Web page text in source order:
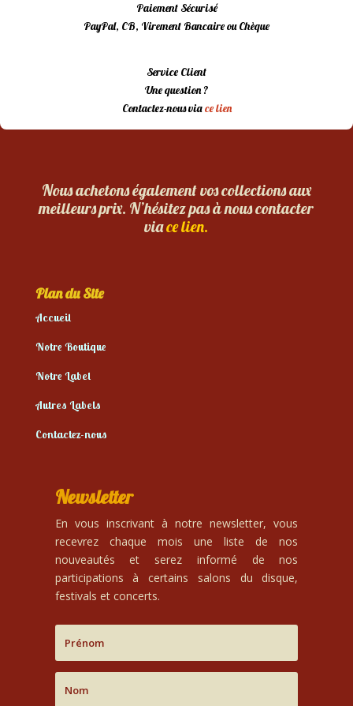
Paiement Sécurisé
PayPal, CB, Virement Bancaire ou Chèque
Service Client
Une question ?
Contactez-nous viace lien
Nous achetons également vos collections aux
meilleurs prix. N’hésitez pas à nous contacter
viace lien.
Plan du Site
Accueil
Notre Boutique
Notre Label
Autres Labels
Contactez-nous
Newsletter
En vous inscrivant à notre newsletter, vous
recevrez chaque mois une liste de nos
nouveautés et serez informé de nos
participations à certains salons du disque,
festivals et concerts.